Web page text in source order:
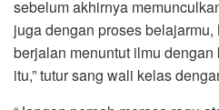
sebelum akhirnya
juga dengan proses
berjalan menuntut ilmu
itu,” tutur sang wali kelas